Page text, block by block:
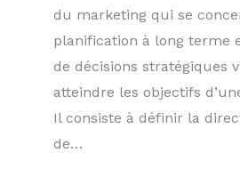
du marketing qui se
planification à long terme
de décisions stratégiques
atteindre les objectifs
Il consiste à définir la
de…